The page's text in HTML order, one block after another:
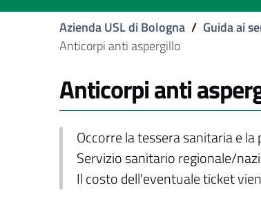
Azienda USL di Bologna / Guida ai
Anticorpi anti aspergillo
Anticorpi anti
Occorre la tessera sanitaria e
Servizio sanitario regionale/
Il costo dell'eventuale ticket